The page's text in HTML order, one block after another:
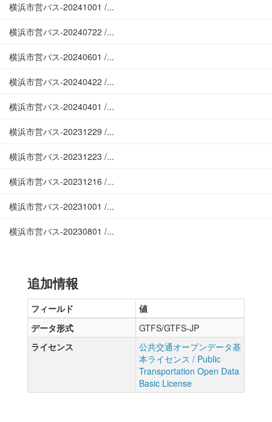
横浜市営バス-20241001 /...
横浜市営バス-20240722 /...
横浜市営バス-20240601 /...
横浜市営バス-20240422 /...
横浜市営バス-20240401 /...
横浜市営バス-20231229 /...
横浜市営バス-20231223 /...
横浜市営バス-20231216 /...
横浜市営バス-20231001 /...
横浜市営バス-20230801 /...
追加情報
フィールド
値
データ形式
GTFS/GTFS-JP
ライセンス
公共交通オープンデータ基
本ライセンス / Public
Transportation Open Data
Basic License